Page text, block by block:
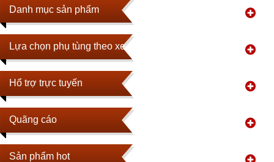
Danh mục sản phẩm
Lựa chọn phụ tùng theo xe
Hổ trợ trực tuyến
Quãng cáo
Sản phẩm hot